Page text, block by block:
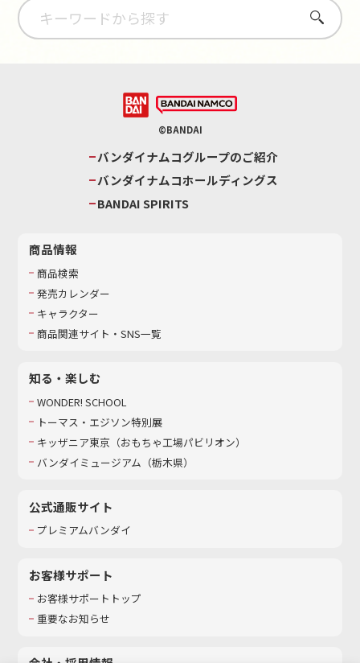
さがす
©BANDAI
バンダイナムコグループのご紹介
バンダイナムコホールディングス
BANDAI SPIRITS
商品情報
商品検索
発売カレンダー
キャラクター
商品関連サイト・SNS一覧
知る・楽しむ
WONDER! SCHOOL
トーマス・エジソン特別展
キッザニア東京（おもちゃ工場パビリオン）​
バンダイミュージアム（栃木県）
公式通販サイト
プレミアムバンダイ
お客様サポート
お客様サポートトップ
重要なお知らせ